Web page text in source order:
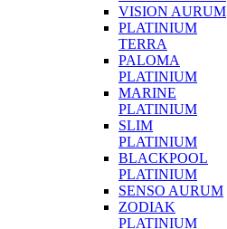
VISION AURUM
PLATINIUM
TERRA
PALOMA
PLATINIUM
MARINE
PLATINIUM
SLIM
PLATINIUM
BLACKPOOL
PLATINIUM
SENSO AURUM
ZODIAK
PLATINIUM